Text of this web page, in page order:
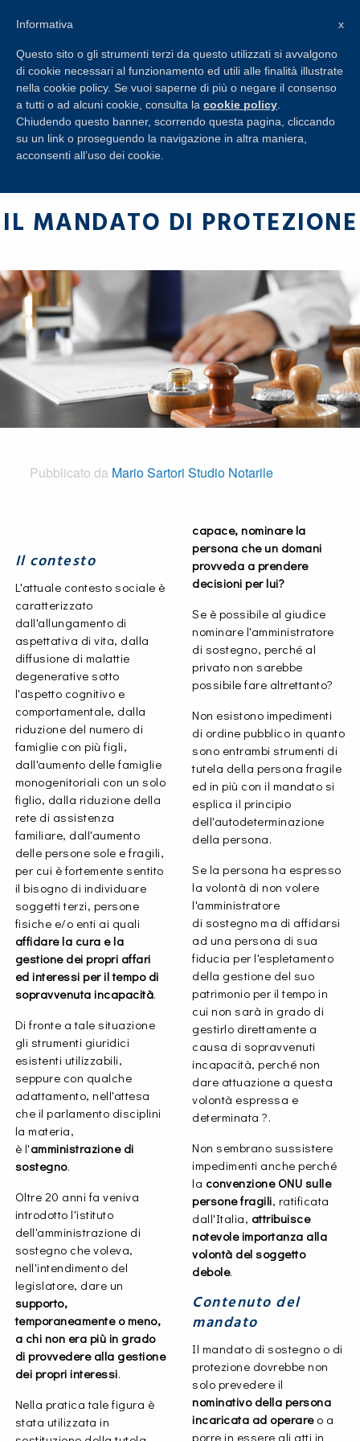
INFORMAZIONI
IL MANDATO DI PROTEZIONE
Pubblicato da Mario Sartori Studio Notarile
Il contesto
L'attuale contesto sociale è
caratterizzato
dall'allungamento di
aspettativa di vita, dalla
diffusione di malattie
degenerative sotto
l'aspetto cognitivo e
comportamentale, dalla
riduzione del numero di
famiglie con più figli,
dall'aumento delle famiglie
monogenitoriali con un solo
figlio, dalla riduzione della
rete di assistenza
familiare, dall'aumento
delle persone sole e fragili,
per cui è fortemente sentito
il bisogno di individuare
soggetti terzi, persone
fisiche e/o enti ai quali
affidare la cura e la
gestione dei propri affari
ed interessi per il tempo di
sopravvenuta incapacità.
Di fronte a tale situazione
gli strumenti giuridici
esistenti utilizzabili,
seppure con qualche
adattamento, nell'attesa
che il parlamento disciplini
la materia,
è l'amministrazione di
sostegno.
Oltre 20 anni fa veniva
introdotto l'istituto
dell'amministrazione di
sostegno che voleva,
nell'intendimento del
legislatore, dare un
supporto,
temporaneamente o meno,
a chi non era più in grado
di provvedere alla gestione
dei propri interessi.
Nella pratica tale figura è
stata utilizzata in
capace, nominare la
persona che un domani
provveda a prendere
decisioni per lui?
Se è possibile al giudice
nominare l'amministratore
di sostegno, perché al
privato non sarebbe
possibile fare altrettanto?
Non esistono impedimenti
di ordine pubblico in quanto
sono entrambi strumenti di
tutela della persona fragile
ed in più con il mandato si
esplica il principio
dell'autodeterminazione
della persona.
Se la persona ha espresso
la volontà di non volere
l'amministratore
di sostegno ma di affidarsi
ad una persona di sua
fiducia per l'espletamento
della gestione del suo
patrimonio per il tempo in
cui non sarà in grado di
gestirlo direttamente a
causa di sopravvenuti
incapacità, perché non
dare attuazione a questa
volontà espressa e
determinata ?.
Non sembrano sussistere
impedimenti anche perché
la convenzione ONU sulle
persone fragili, ratificata
dall'Italia, attribuisce
notevole importanza alla
volontà del soggetto
debole.
Contenuto del
mandato
Il mandato di sostegno o di
protezione dovrebbe non
solo prevedere il
nominativo della persona
incaricata ad operareo a
porre in essere gli atti in
x
Informativa
Questo sito o gli strumenti terzi da questo utilizzati si avvalgono
di cookie necessari al funzionamento ed utili alle finalità illustrate
nella cookie policy. Se vuoi saperne di più o negare il consenso
a tutti o ad alcuni cookie, consulta la cookie policy
Chiudendo questo banner, scorrendo questa pagina, cliccando
su un link o proseguendo la navigazione in altra maniera,
acconsenti all’uso dei cookie.